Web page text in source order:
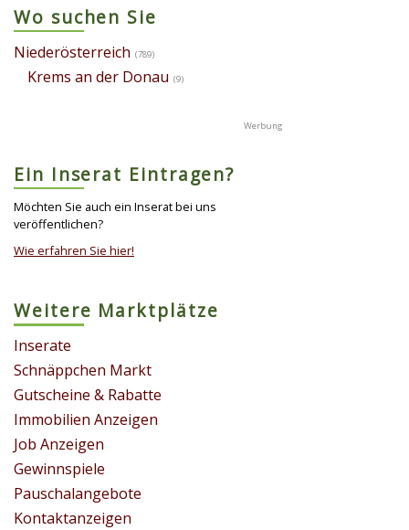
Wo suchen Sie
Niederösterreich (789)
Krems an der Donau (9)
Ein Inserat Eintragen?
Möchten Sie auch ein Inserat bei uns
veröffentlichen?
Wie erfahren Sie hier!
Weitere Marktplätze
Inserate
Schnäppchen Markt
Gutscheine & Rabatte
Immobilien Anzeigen
Job Anzeigen
Gewinnspiele
Pauschalangebote
Kontaktanzeigen